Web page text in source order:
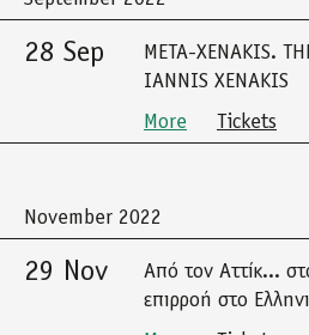
28 Sep
META-XENAKIS.
IANNIS XENAKIS
More
Tickets
November 2022
29 Nov
Από τον Αττίκ...
επιρροή στο